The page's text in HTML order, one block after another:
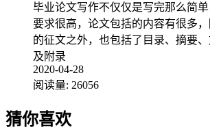
毕业论文写作不仅仅是写完那么简
要求很高，论文包括的内容有很多
的征文之外，也包括了目录、摘要
及附录
2020-04-28
阅读量: 26056
猜你喜欢